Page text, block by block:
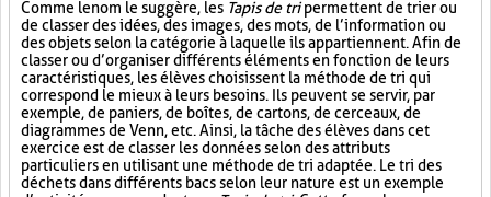
Comme le nom le suggère, les Tapis de tripermettent de trier ou
de classer des idées, des images, des mots, de l’information ou
des objets selon la catégorie à laquelle ils appartiennent. Afin de
classer ou d’organiser différents éléments en fonction de leurs
caractéristiques, les élèves choisissent la méthode de tri qui
correspond le mieux à leurs besoins. Ils peuvent se servir, par
exemple, de paniers, de boîtes, de cartons, de cerceaux, de
diagrammes de Venn, etc. Ainsi, la tâche des élèves dans cet
exercice est de classer les données selon des attributs
particuliers en utilisant une méthode de tri adaptée. Le tri des
déchets dans différents bacs selon leur nature est un exemple